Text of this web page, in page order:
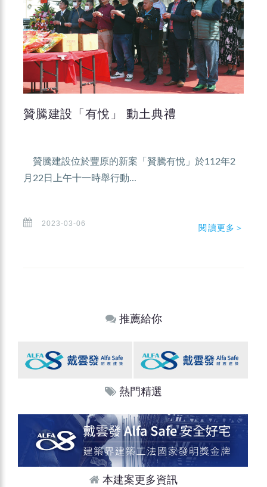
贊騰建設「有悅」 動土典禮
贊騰建設位於豐原的新案「贊騰有悅」於112年2
月22日上午十一時舉行動...
2023-03-06 閱讀更多＞
推薦給你
熱門精選
本建案更多資訊